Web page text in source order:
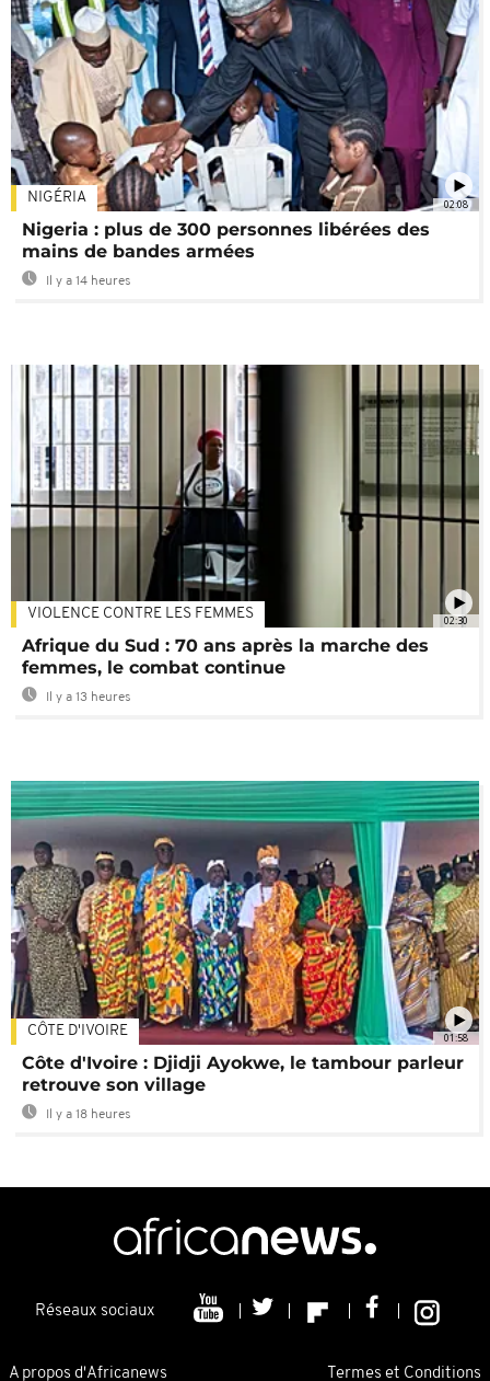
02:08
NIGÉRIA
Nigeria : plus de 300 personnes libérées des
mains de bandes armées
Il y a 14 heures
02:30
VIOLENCE CONTRE LES FEMMES
Afrique du Sud : 70 ans après la marche des
femmes, le combat continue
Il y a 13 heures
01:58
CÔTE D'IVOIRE
Côte d'Ivoire : Djidji Ayokwe, le tambour parleur
retrouve son village
Il y a 18 heures
Réseaux sociaux
A propos d'Africanews Termes et Conditions